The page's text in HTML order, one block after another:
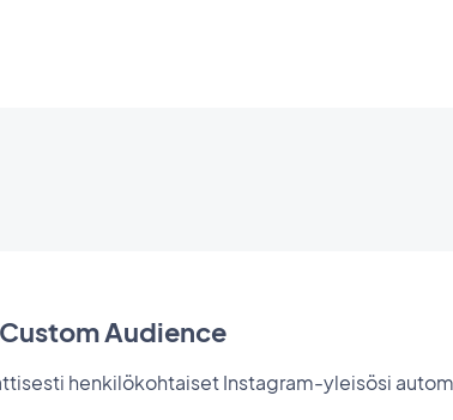
Audience
henkilökohtaiset Instagram-yleisösi